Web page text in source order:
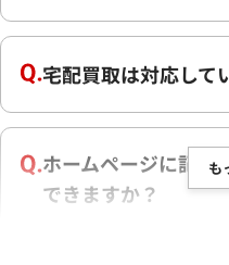
宅配買取は対応して
ホームページに記載
できますか？
も